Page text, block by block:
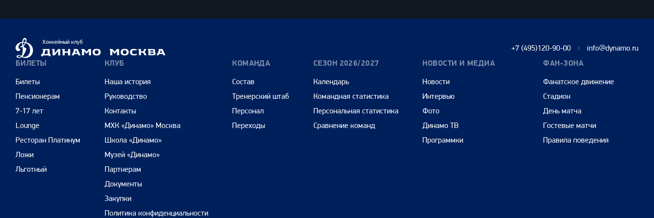
Динамо
Москва
Хоккейный клуб
+7 (495)120-90-00 info@dynamo.ru
БИЛЕТЫ
Билеты
Пенсионерам
7-17 лет
Lounge
Ресторан Платинум
Ложи
Льготный
КЛУБ
Наша история
Руководство
Контакты
МХК «Динамо» Москва
Школа «Динамо»
Музей «Динамо»
Партнерам
Документы
Закупки
Политика конфиденциальности
КОМАНДА
Состав
Тренерский штаб
Персонал
Переходы
СЕЗОН 2026/2027
Календарь
Командная статистика
Персональная статистика
Сравнение команд
НОВОСТИ И МЕДИА
Новости
Интервью
Фото
Динамо ТВ
Программки
ФАН-ЗОНА
Фанатское движение
Стадион
День матча
Гостевые матчи
Правила поведения